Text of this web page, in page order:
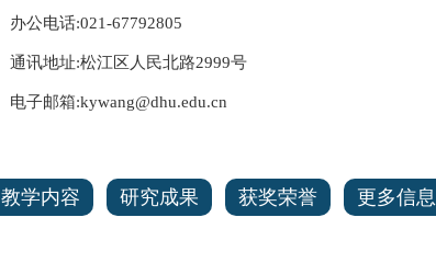
办公电话:021-67792805
通讯地址:松江区人民北路2999号
电子邮箱:kywang@dhu.edu.cn
教学内容 研究成果 获奖荣誉 更多信息